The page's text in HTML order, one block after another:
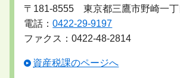
〒181-8555 東京都三鷹市野崎一丁
電話：0422-29-9197
ファクス：0422-48-2814
資産税課のページへ